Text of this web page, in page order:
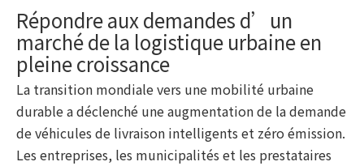
Répondre aux demandes d’un
marché de la logistique urbaine en
pleine croissance
La transition mondiale vers une mobilité urbaine
durable a déclenché une augmentation de la demande
de véhicules de livraison intelligents et zéro émission.
Les entreprises, les municipalités et les prestataires